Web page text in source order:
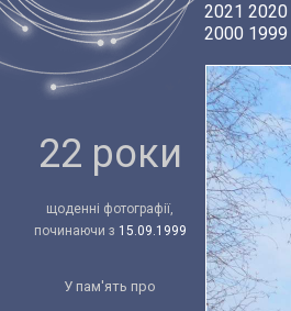
22 роки
щоденні фотографії,
починаючи з 15.09.1999
У пам'ять про
2021 2020
2000 1999